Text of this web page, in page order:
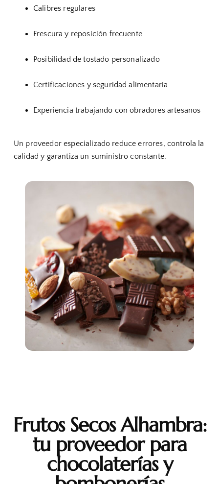
Calibres regulares
Frescura y reposición frecuente
Posibilidad de tostado personalizado
Certificaciones y seguridad alimentaria
Experiencia trabajando con obradores artesanos
Un proveedor especializado reduce errores, controla la
calidad y garantiza un suministro constante.
Frutos Secos Alhambra:
tu proveedor para
chocolaterías y